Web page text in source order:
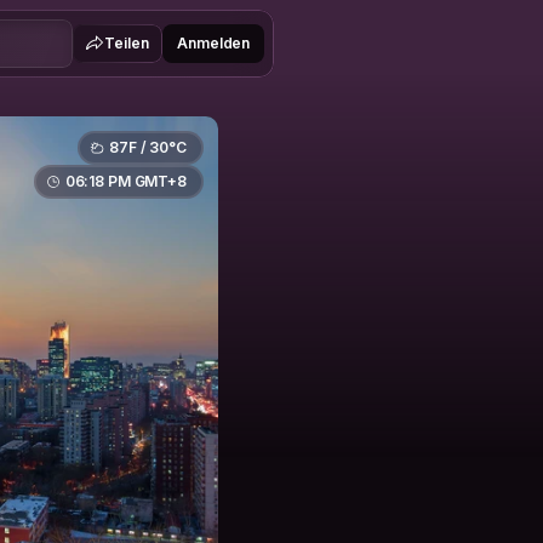
Teilen Anmelden
87F / 30°C
06:18 PM GMT+8